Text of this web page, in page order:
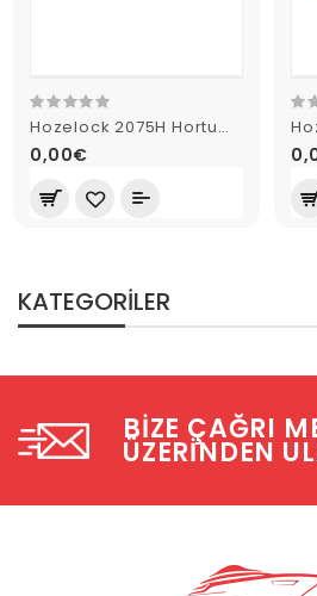
Hozelock 2075H Hortum Bağlantısı 1/2"
0,00€
KATEGORILER
BIZE ÇAĞRI
ÜZERINDEN